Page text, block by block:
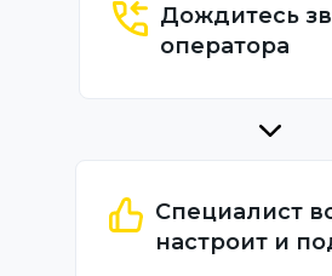
Дождитесь
оператора
Специалист
настроит и